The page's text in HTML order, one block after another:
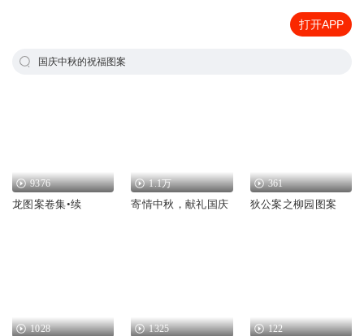
打开APP
国庆中秋的祝福图案
9376
龙图案卷集•续
1.1万
寄情中秋，献礼国庆
361
狄公案之柳园图案
1028 1325 122